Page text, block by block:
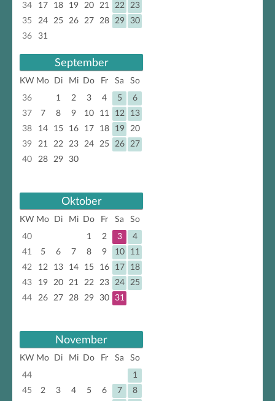
34
17 18 19 20 21 22
23
35
24 25 26 27 28 29
30
36
31
September
KW Mo Di Mi Do Fr Sa
So
36
1 2 3 4 5
6
37
7 8 9 10 11 12
13
38
14 15 16 17 18 19
20
39
21 22 23 24 25 26
27
40
28 29 30
Oktober
KW Mo Di Mi Do Fr Sa
So
40
1 2 3
4
41
5 6 7 8 9 10
11
42
12 13 14 15 16 17
18
43
19 20 21 22 23 24
25
44
26 27 28 29 30 31
November
KW Mo Di Mi Do Fr Sa
So
44
1
45
2 3 4 5 6 7
8